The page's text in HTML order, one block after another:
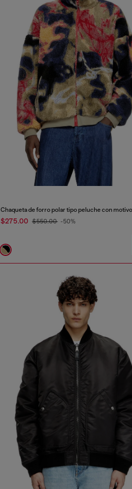
$275.00 $550.00 -50%